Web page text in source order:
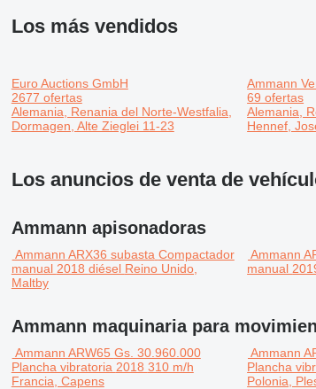
Los más vendidos
Euro Auctions GmbH
2677 ofertas
Alemania, Renania del Norte-Westfalia,
Dormagen, Alte Zieglei 11-23
Ammann
69 ofertas
Alemania,
Hennef,
Los anuncios de venta de
Ammann apisonadoras
Ammann ARX36 subasta Compactador
manual 2018 diésel Reino Unido,
Maltby
Ammann
manual
Ammann maquinaria para
Ammann ARW65 Gs. 30.960.000
Plancha vibratoria 2018 310 m/h
Francia, Capens
Ammann
Plancha
Polonia,